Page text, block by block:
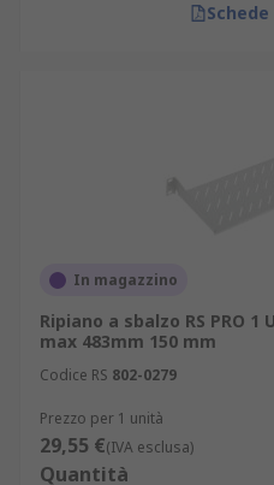
In magazzino
Ripiano a sbalzo RS PRO
max 483mm 150 mm
Codice RS 802-0279
Prezzo per 1 unità
29,55 €(IVA esclusa)
Quantità